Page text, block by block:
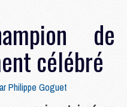
de
célébré
Philippe Goguet